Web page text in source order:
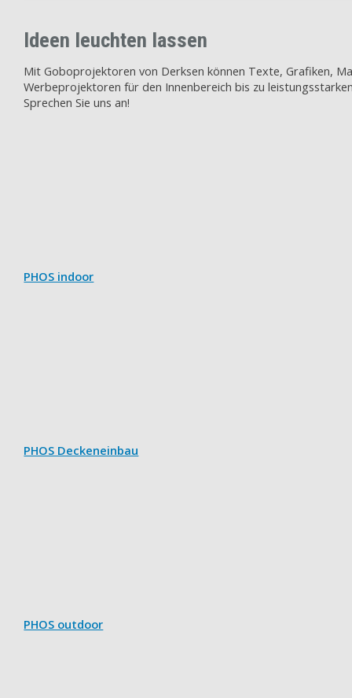
Ideen leuchten lassen
Mit Goboprojektoren von Derksen können Texte, Grafiken,
Werbeprojektoren für den Innenbereich bis zu
Sprechen Sie uns an!
PHOS indoor
PHOS Deckeneinbau
PHOS outdoor